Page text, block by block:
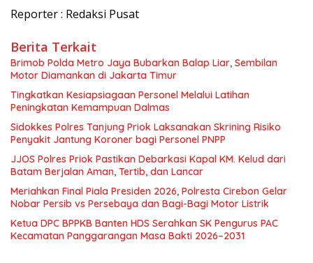
Reporter : Redaksi Pusat
Berita Terkait
Brimob Polda Metro Jaya Bubarkan Balap Liar, Sembilan
Motor Diamankan di Jakarta Timur
Tingkatkan Kesiapsiagaan Personel Melalui Latihan
Peningkatan Kemampuan Dalmas
Sidokkes Polres Tanjung Priok Laksanakan Skrining Risiko
Penyakit Jantung Koroner bagi Personel PNPP
JJOS Polres Priok Pastikan Debarkasi Kapal KM. Kelud dari
Batam Berjalan Aman, Tertib, dan Lancar
Meriahkan Final Piala Presiden 2026, Polresta Cirebon Gelar
Nobar Persib vs Persebaya dan Bagi-Bagi Motor Listrik
Ketua DPC BPPKB Banten HDS Serahkan SK Pengurus PAC
Kecamatan Panggarangan Masa Bakti 2026–2031